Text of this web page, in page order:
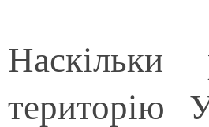
Наскільки
територію